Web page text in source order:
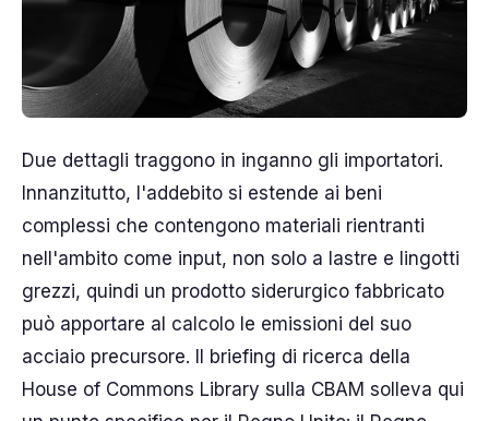
Due dettagli traggono in inganno gli importatori.
Innanzitutto, l'addebito si estende ai beni
complessi che contengono materiali rientranti
nell'ambito come input, non solo a lastre e lingotti
grezzi, quindi un prodotto siderurgico fabbricato
può apportare al calcolo le emissioni del suo
acciaio precursore. Il briefing di ricerca della
House of Commons Library sulla CBAM solleva qui